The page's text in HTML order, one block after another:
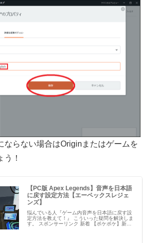
ならない場合はOriginまたはゲームを
う！
【PC版 Apex Legends】音声を日本語
に戻す設定方法【エーペックスレジェ
ンズ】
悩んでいる人『ゲーム内音声を日本語に戻す設
定方法を教えて！』 こういった疑問を解決しま
す。 スポンサーリンク 新着 【ポケポケ】新カ